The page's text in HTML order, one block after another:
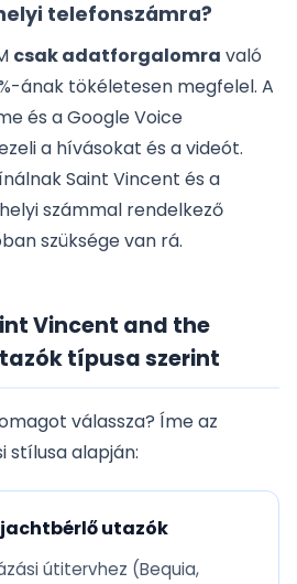
telefonszámra?
csak adatforgalomra való
ának tökéletesen megfelel. A
és a Google Voice
a hívásokat és a videót.
Saint Vincent és a
számmal rendelkező
szüksége van rá.
Vincent and the
típusa szerint
válassza? Íme az
stílusa alapján:
utazók
útitervhez (Bequia,